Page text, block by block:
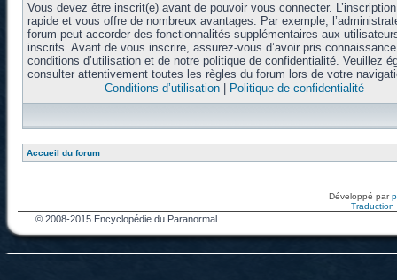
Vous devez être inscrit(e) avant de pouvoir vous connecter.
rapide et vous offre de nombreux avantages. Par exemple,
forum peut accorder des fonctionnalités supplémentaires aux
inscrits. Avant de vous inscrire, assurez-vous d’avoir pris
conditions d’utilisation et de notre politique de confidentialité. Veuillez
consulter attentivement toutes les règles du forum lors de votre
Conditions d’utilisation| Politique de confidentialité
Accueil du forum
Développé par
Traduction
© 2008-2015 Encyclopédie du Paranormal